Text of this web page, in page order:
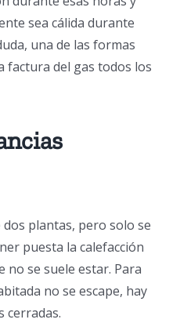
sea cálida durante
una de las formas
factura del gas todos los
dos plantas, pero solo se
puesta la calefacción
no se suele estar. Para
no se escape, hay
cerradas.